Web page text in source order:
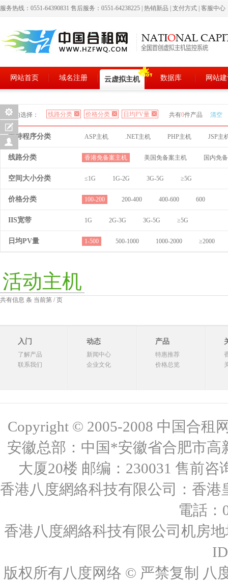
服务热线：0551-64390831 售后服务：0551-64238225 热销新品 支付方式 客服中心
网站首页 域名注册 云虚拟主机 数据库 网站
您的选择： 线路分类 价格分类 日均PV量 共有0件产品 清空
支持程序分类 ASP主机 .NET主机 PHP主机 JSP主
线路分类 香港免备案主机 美国免备案主机 国内免
空间大小分类 ≤1G 1G-2G 3G-5G ≥5G
价格分类 100-200 200-400 400-600 600
IIS宽带 1G 2G-3G 3G-5G ≥5G
日均PV量 1-500 500-1000 1000-2000 ≥2000
活动主机
共有信息 条 当前第 / 页
入门
了解产品
联系我们
动态
新闻中心
企业文化
产品
特惠推荐
价格总览
Copyright © 2005-2008 中国合租
安徽总部：中国*安徽省合肥市
大厦20楼 邮编：230031 售前咨
香港八度網絡科技有限公司：香
電話：
香港八度網絡科技有限公司机房
版权所有八度网络 © 严禁复制